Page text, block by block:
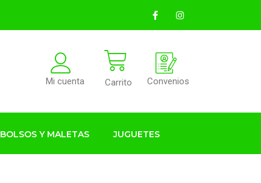
Mi cuenta Carrito Convenios
Y MALETAS JUGUETES